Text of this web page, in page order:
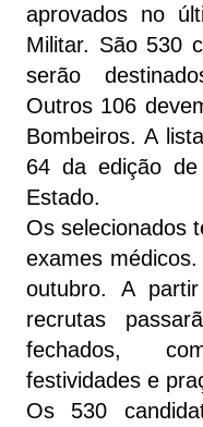
aprovados no
Militar. São 530
serão
Outros 106
Bombeiros. A
64 da edição
Estado.
Os selecionados
exames
outubro. A
recrutas
fechados,
festividades e
Os 530